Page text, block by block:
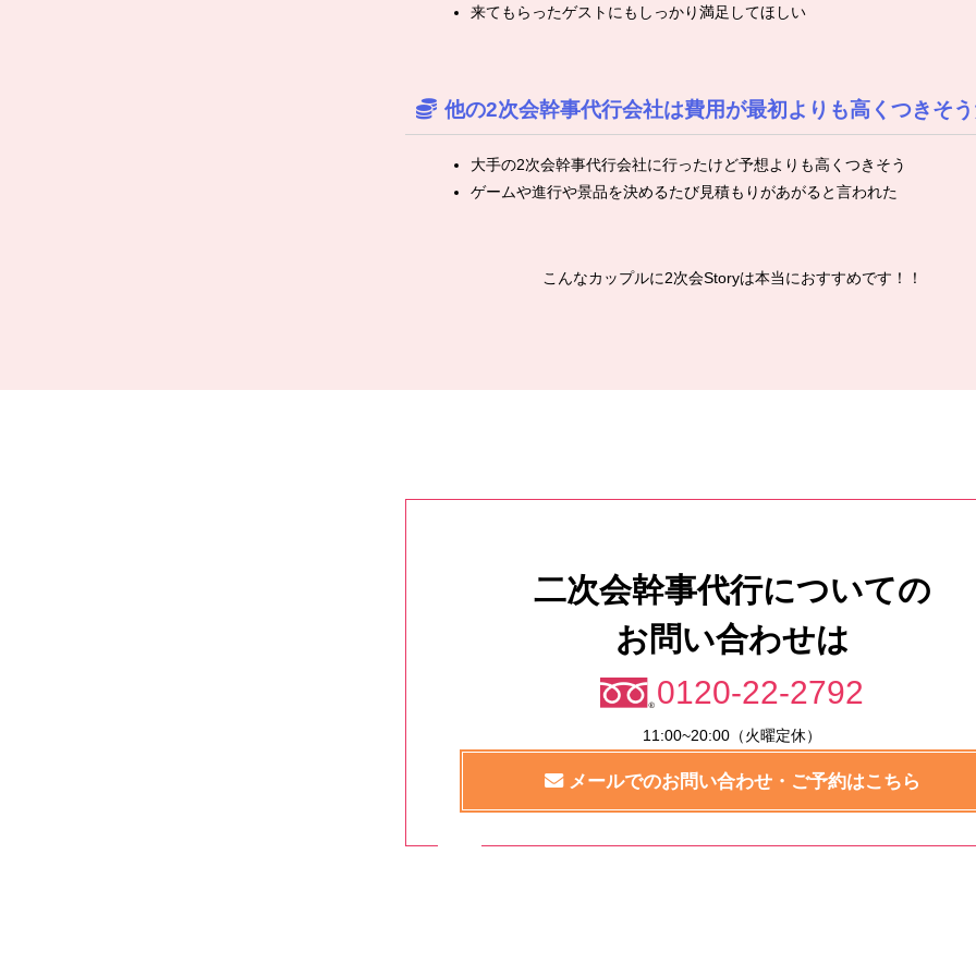
来てもらったゲストにもしっかり満足してほしい
他の2次会幹事代行会社は費用が最初よりも高くつきそ
大手の2次会幹事代行会社に行ったけど予想よりも高くつきそう
ゲームや進行や景品を決めるたび見積もりがあがると言われた
こんなカップルに2次会Storyは本当におすすめです！！
二次会幹事代行についての
お問い合わせは
0120-22-2792
11:00~20:00（火曜定休）
メールでのお問い合わせ・ご予約はこちら